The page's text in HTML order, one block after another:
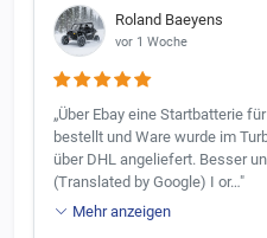
Roland Baeyens
vor 1 Woche
„Über Ebay eine Startbatterie
bestellt und Ware wurde im
über DHL angeliefert. Besser
(Translated by Google) I or…"
Mehr anzeigen